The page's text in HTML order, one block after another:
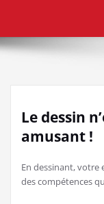
Le dessin
amusant !
En dessinant, votre
des compétences